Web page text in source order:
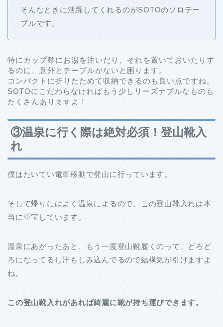
そんなときに活躍してくれるのがSOTOのソロテー
ブルです。
特にカップ麺にお湯を注いだり、それを置いておいたりす
るのに、意外とテーブルがないと困ります。
コンパクトに折りたためて収納できるのも良い点ですね。
SOTOにこだわらなければもう少しリーズナブルなものも
たくさんありますよ！
③温泉に行く際は絶対必須！登山靴入
れ
僕はたいてい電車移動で登山に行っています。
そして帰りにはよく温泉によるので、この登山靴入れは本
当に重宝しています。
温泉にあがったあと、もう一度登山靴履くのって、どろど
ろになってるし汗もしみ込んでるので結構気が引けますよ
ね。
この登山靴入れがあれば綺麗に靴が持ち運びできます。